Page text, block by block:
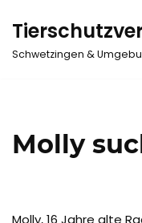
Zum
Inhalt
Schwetzingen &
Molly
Molly, 16 Jahre alte